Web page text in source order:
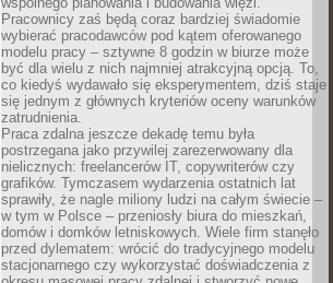
Pracownicy zaś będą coraz bardziej świadomie
wybierać pracodawców pod kątem oferowanego
modelu pracy – sztywne 8 godzin w biurze może
być dla wielu z nich najmniej atrakcyjną opcją. To,
co kiedyś wydawało się eksperymentem, dziś staje
się jednym z głównych kryteriów oceny warunków
zatrudnienia.
Praca zdalna jeszcze dekadę temu była
postrzegana jako przywilej zarezerwowany dla
nielicznych: freelancerów IT, copywriterów czy
grafików. Tymczasem wydarzenia ostatnich lat
sprawiły, że nagle miliony ludzi na całym świecie –
w tym w Polsce – przeniosły biura do mieszkań,
domów i domków letniskowych. Wiele firm stanęło
przed dylematem: wrócić do tradycyjnego modelu
stacjonarnego czy wykorzystać doświadczenia z